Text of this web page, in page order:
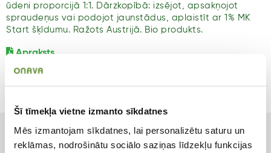
Šī tīmekļa vietne izmanto sīkdatnes
Mēs izmantojam sīkdatnes, lai personalizētu saturu un
reklāmas, nodrošinātu sociālo saziņas līdzekļu funkcijas
ūdeni proporcijā 1:1. Dārzkopībā: izsējot, apsakņojot
spraudeņus vai podojot jaunstādus, aplaistīt ar 1% MK
Start šķīdumu. Ražots Austrijā. Bio produkts.
Apraksts
Papildkrāsa